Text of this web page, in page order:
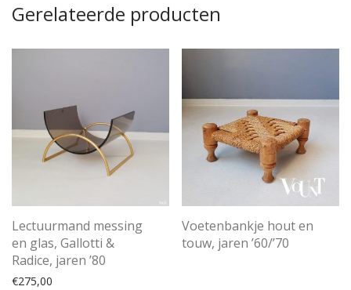
Gerelateerde producten
Lectuurmand messing
en glas, Gallotti &
Radice, jaren ’80
€275,00
Voetenbankje hout en
touw, jaren ’60/’70